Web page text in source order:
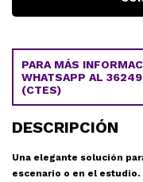
PARA MÁS
WHATSAPP AL
(CTES)
DESCRIPCIÓN
Una elegante solución
escenario o en el estudio.